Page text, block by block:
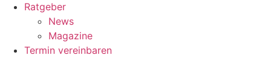
Ratgeber
News
Magazine
Termin vereinbaren